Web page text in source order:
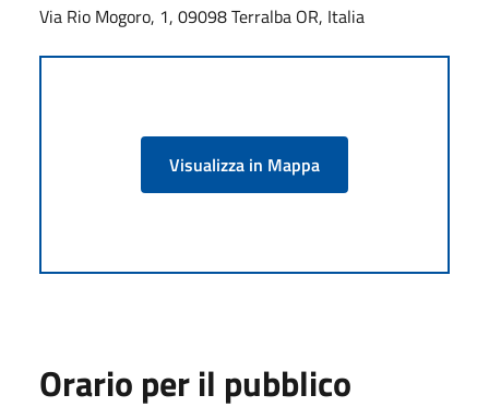
Via Rio Mogoro, 1, 09098 Terralba OR, Italia
Visualizza in Mappa
Orario per il pubblico